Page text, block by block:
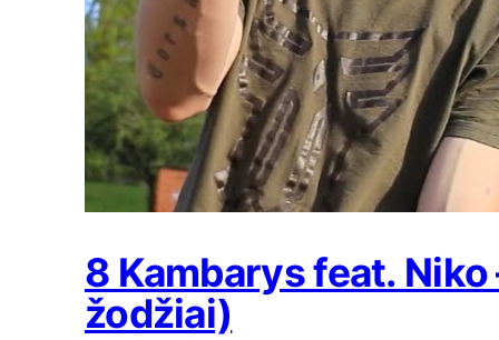
8 Kambarys feat.
žodžiai)